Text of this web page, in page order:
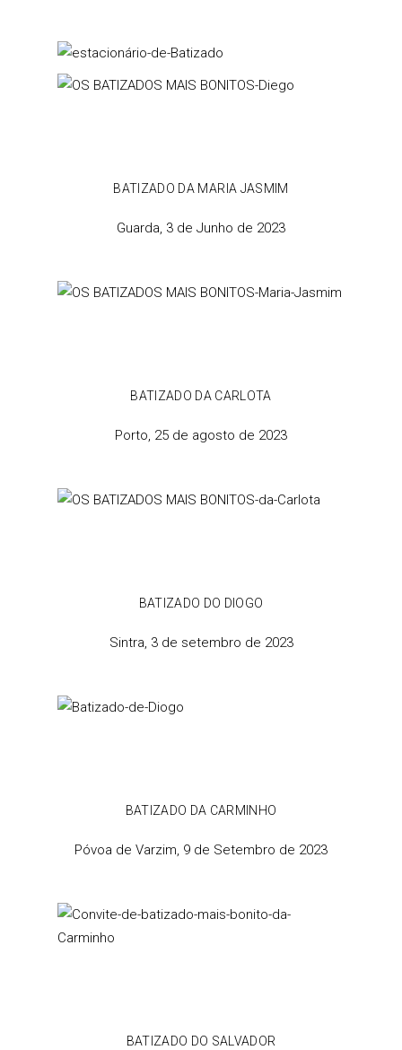
BATIZADO DA MARIA JASMIM
Guarda, 3 de Junho de 2023
BATIZADO DA CARLOTA
Porto, 25 de agosto de 2023
BATIZADO DO DIOGO
Sintra, 3 de setembro de 2023
BATIZADO DA CARMINHO
Póvoa de Varzim, 9 de Setembro de 2023
BATIZADO DO SALVADOR